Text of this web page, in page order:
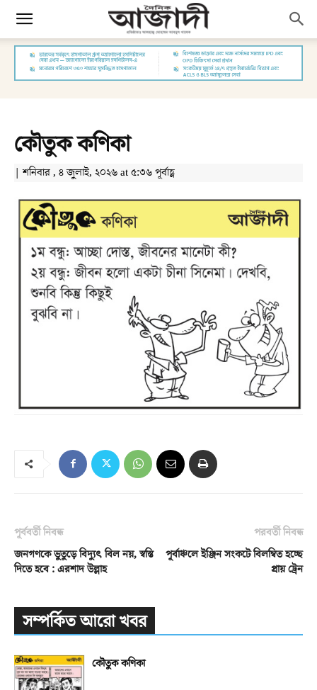
কৌতুক কণিকা
| শনিবার , ৪ জুলাই, ২০২৬ at ৫:৩৬ পূর্বাহ্ণ
পূর্ববর্তী নিবন্ধ
জনগণকে ভুতুড়ে বিদ্যুৎ বিল নয়, স্বস্তি
দিতে হবে : এরশাদ উল্লাহ
পরবর্তী নিবন্ধ
পূর্বাঞ্চলে ইঞ্জিন সংকটে বিলম্বিত হচ্ছে
প্রায় ট্রেন
সম্পর্কিত আরো খবর
কৌতুক কণিকা